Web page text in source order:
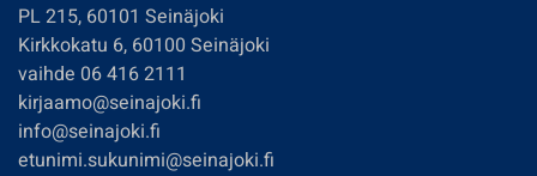
PL 215, 60101 Seinäjoki
Kirkkokatu 6, 60100 Seinäjoki
vaihde 06 416 2111
kirjaamo@seinajoki.fi
info@seinajoki.fi
etunimi.sukunimi@seinajoki.fi